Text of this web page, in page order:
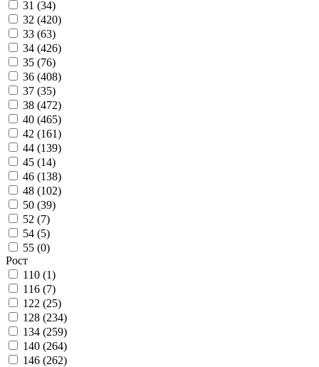
31 (34)
32 (420)
33 (63)
34 (426)
35 (76)
36 (408)
37 (35)
38 (472)
40 (465)
42 (161)
44 (139)
45 (14)
46 (138)
48 (102)
50 (39)
52 (7)
54 (5)
55 (0)
Рост
110 (1)
116 (7)
122 (25)
128 (234)
134 (259)
140 (264)
146 (262)